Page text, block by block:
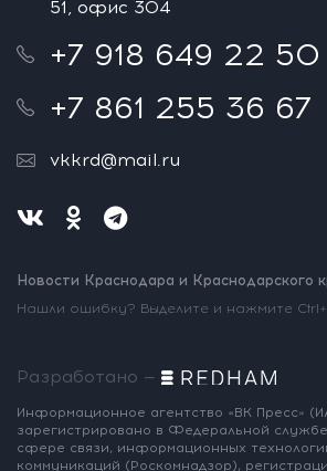
51, офис 304
+7 918 649 22 50
+7 861 255 36 67
vkkrd@mail.ru
Новости Краснодара и Краснодарского
Нашли ошибку? Выделите и нажмите
Разработано —
Информационное агентство «ВК Пресс»
зарегистрировано в Федеральной
сфере связи, информационных
коммуникаций (Роскомнадзор),